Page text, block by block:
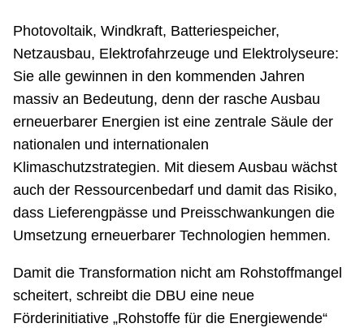
Photovoltaik, Windkraft, Batteriespeicher,
Netzausbau, Elektrofahrzeuge und Elektrolyseure:
Sie alle gewinnen in den kommenden Jahren
massiv an Bedeutung, denn der rasche Ausbau
erneuerbarer Energien ist eine zentrale Säule der
nationalen und internationalen
Klimaschutzstrategien. Mit diesem Ausbau wächst
auch der Ressourcenbedarf und damit das Risiko,
dass Lieferengpässe und Preisschwankungen die
Umsetzung erneuerbarer Technologien hemmen.
Damit die Transformation nicht am Rohstoffmangel
scheitert, schreibt die DBU eine neue
Förderinitiative „Rohstoffe für die Energiewende“